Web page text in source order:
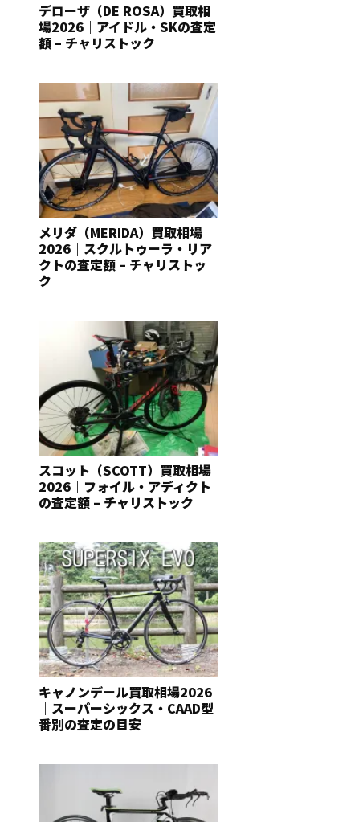
デローザ（DE ROSA）買取相
場2026｜アイドル・SKの査定
額 – チャリストック
メリダ（MERIDA）買取相場
2026｜スクルトゥーラ・リア
クトの査定額 – チャリストッ
ク
スコット（SCOTT）買取相場
2026｜フォイル・アディクト
の査定額 – チャリストック
キャノンデール買取相場2026
｜スーパーシックス・CAAD型
番別の査定の目安